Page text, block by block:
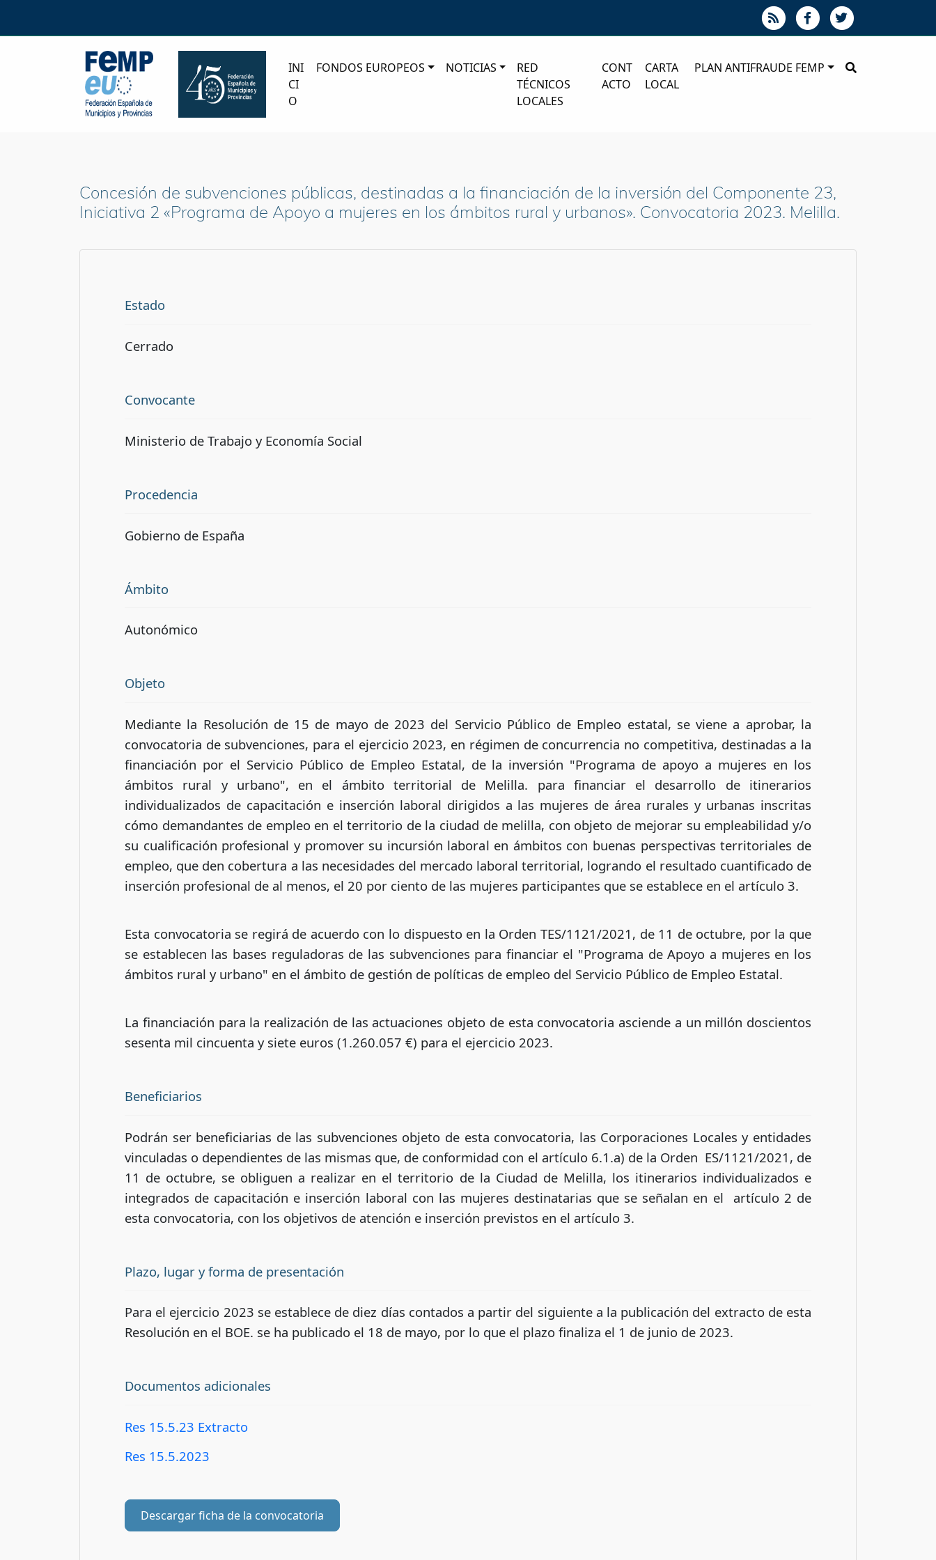
INI
CI
O
FONDOS EUROPEOS NOTICIAS
RED
TÉCNICOS
LOCALES
CONT
ACTO
CARTA
LOCAL
PLAN ANTIFRAUDE FEMP
Concesión de subvenciones públicas, destinadas a la financiación de la inversión del Componente 23,
Iniciativa 2 «Programa de Apoyo a mujeres en los ámbitos rural y urbanos». Convocatoria 2023. Melilla.
Estado
Cerrado
Convocante
Ministerio de Trabajo y Economía Social
Procedencia
Gobierno de España
Ámbito
Autonómico
Objeto
Mediante la Resolución de 15 de mayo de 2023 del Servicio Público de Empleo estatal, se viene a aprobar, la
convocatoria de subvenciones, para el ejercicio 2023, en régimen de concurrencia no competitiva, destinadas a la
financiación por el Servicio Público de Empleo Estatal, de la inversión "Programa de apoyo a mujeres en los
ámbitos rural y urbano", en el ámbito territorial de Melilla. para financiar el desarrollo de itinerarios
individualizados de capacitación e inserción laboral dirigidos a las mujeres de área rurales y urbanas inscritas
cómo demandantes de empleo en el territorio de la ciudad de melilla, con objeto de mejorar su empleabilidad y/o
su cualificación profesional y promover su incursión laboral en ámbitos con buenas perspectivas territoriales de
empleo, que den cobertura a las necesidades del mercado laboral territorial, logrando el resultado cuantificado de
inserción profesional de al menos, el 20 por ciento de las mujeres participantes que se establece en el artículo 3.
Esta convocatoria se regirá de acuerdo con lo dispuesto en la Orden TES/1121/2021, de 11 de octubre, por la que
se establecen las bases reguladoras de las subvenciones para financiar el "Programa de Apoyo a mujeres en los
ámbitos rural y urbano" en el ámbito de gestión de políticas de empleo del Servicio Público de Empleo Estatal.
La financiación para la realización de las actuaciones objeto de esta convocatoria asciende a un millón doscientos
sesenta mil cincuenta y siete euros (1.260.057 €) para el ejercicio 2023.
Beneficiarios
Podrán ser beneficiarias de las subvenciones objeto de esta convocatoria, las Corporaciones Locales y entidades
vinculadas o dependientes de las mismas que, de conformidad con el artículo 6.1.a) de la Orden ES/1121/2021, de
11 de octubre, se obliguen a realizar en el territorio de la Ciudad de Melilla, los itinerarios individualizados e
integrados de capacitación e inserción laboral con las mujeres destinatarias que se señalan en el artículo 2 de
esta convocatoria, con los objetivos de atención e inserción previstos en el artículo 3.
Plazo, lugar y forma de presentación
Para el ejercicio 2023 se establece de diez días contados a partir del siguiente a la publicación del extracto de esta
Resolución en el BOE. se ha publicado el 18 de mayo, por lo que el plazo finaliza el 1 de junio de 2023.
Documentos adicionales
Res 15.5.23 Extracto
Res 15.5.2023
Descargar ficha de la convocatoria